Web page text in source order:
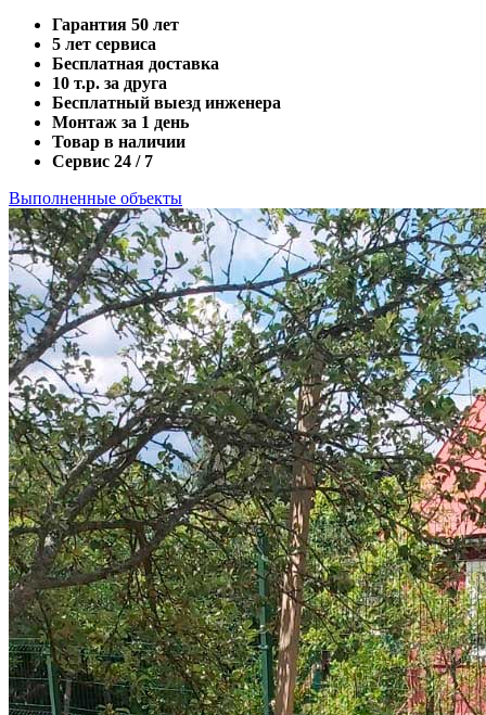
Гарантия 50 лет
5 лет сервиса
Бесплатная доставка
10 т.р. за друга
Бесплатный выезд инженера
Монтаж за 1 день
Товар в наличии
Сервис 24 / 7
Выполненные объекты